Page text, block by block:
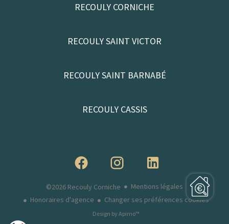
RECOULY CORNICHE
RECOULY SAINT BARNABÉ
RECOULY CASSIS
RECOULY SAINT VICTOR
©2026 Recouly Corniche
Mentions légales
Honoraires d'agence
Changer ses préférences cookies
Design by Apimo™